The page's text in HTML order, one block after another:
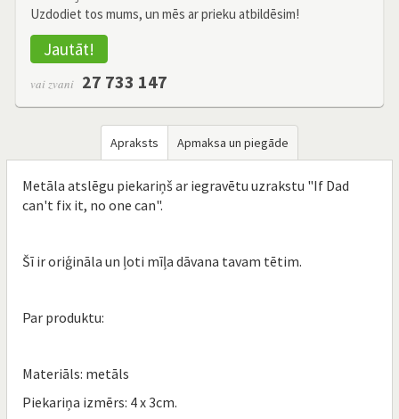
Uzdodiet tos mums, un mēs ar prieku atbildēsim!
Jautāt!
vai zvani 27 733 147
Apraksts Apmaksa un piegāde
Metāla atslēgu piekariņš ar iegravētu uzrakstu "If Dad
can't fix it, no one can".
Šī ir oriģināla un ļoti mīļa dāvana tavam tētim.
Par produktu:
Materiāls: metāls
Piekariņa izmērs: 4 x 3cm.